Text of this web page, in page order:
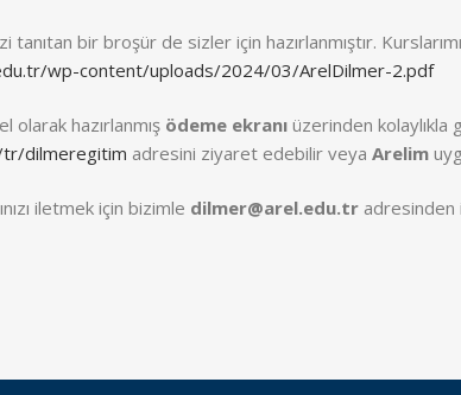
bir broşür de sizler için hazırlanmıştır.
wp-content/uploads/2024/03/ArelDilmer-2.pdf
olarak hazırlanmış ödeme ekranı üzerinden
dilmeregitim adresini ziyaret edebilir veya Arelim
iletmek için bizimle dilmer@arel.edu.tr adresinden